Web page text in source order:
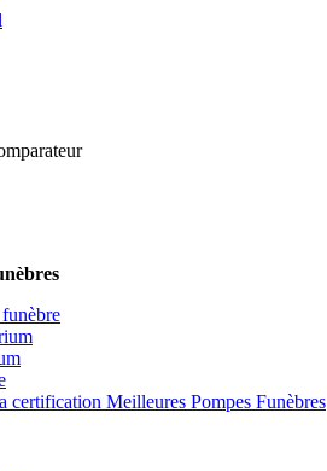
certification Meilleures Pompes Funèbres